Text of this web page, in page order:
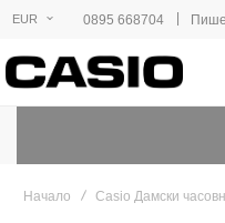
EUR 0895 668704 |
Начало Casio Дамски